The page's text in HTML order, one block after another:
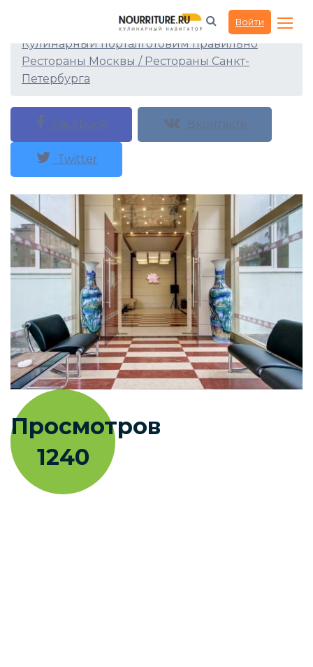
Войти
Ресторан Лотос
Кулинарный порталГотовим правильно
Рестораны Москвы / Рестораны Санкт-
Петербурга
Facebook Вконтакте
Twitter
Просмотров
1240